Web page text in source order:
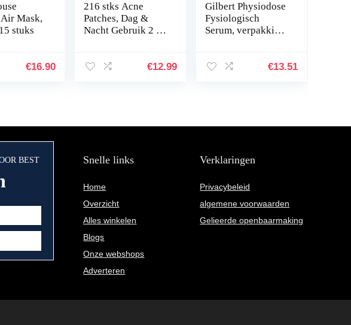
Mask,
stuks
€16.90
216 stks Acne
Patches, Dag &
Nacht Gebruik 2 in
Puistje Patches,€12.99
Gilbert Physiodose
Fysiologisch
Serum, verpakking
€13.51
BEST Snelle links
Home
Overzicht
Alles winkelen
Blogs
Onze webshops
Adverteren
Verklaringen
Privacybeleid
algemene voorwaarden
Gelieerde openbaarmaking